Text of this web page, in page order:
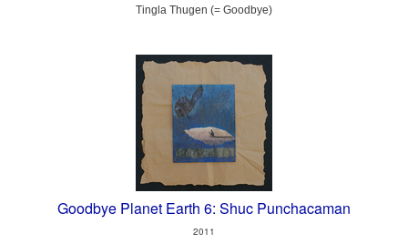
Tingla Thugen (= Goodbye)
Goodbye Planet Earth 6: Shuc Punchacaman
2011